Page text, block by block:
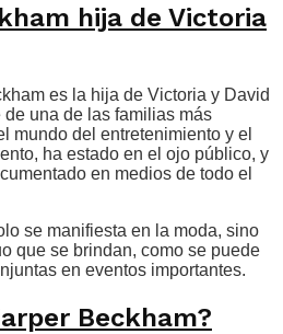
hija de Victoria
es la hija de Victoria y David
de una de las familias más
mundo del entretenimiento y el
ha estado en el ojo público, y
en medios de todo el
se manifiesta en la moda, sino
que se brindan, como se puede
en eventos importantes.
Beckham?